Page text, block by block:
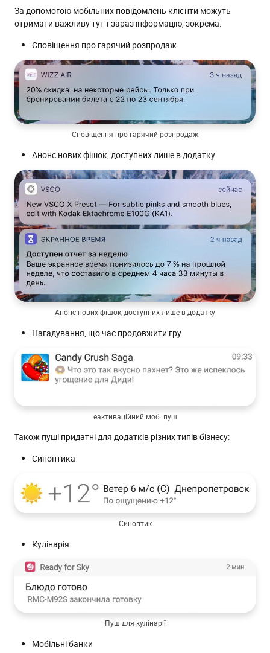
За допомогою мобільних повідомлень клієнти можуть
отримати важливу тут-і-зараз інформацію, зокрема:
Сповіщення про гарячий розпродаж
Сповіщення про гарячий розпродаж
Анонс нових фішок, доступних лише в додатку
Анонс нових фішок, доступних лише в додатку
Нагадування, що час продовжити гру
еактиваційний моб. пуш
Також пуші придатні для додатків різних типів бізнесу:
Синоптика
Синоптик
Кулінарія
Пуш для кулінарії
Мобільні банки